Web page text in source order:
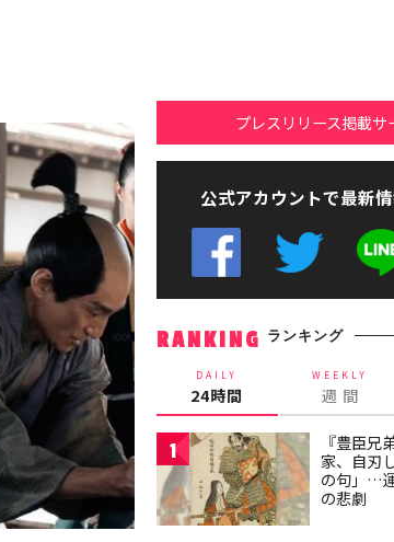
プレスリリース掲載サ
公式アカウントで最新情
RANKING ランキング
DAILY
24時間
WEEKLY
週 間
1
『豊臣兄
家、自刃
の句」…
の悲劇